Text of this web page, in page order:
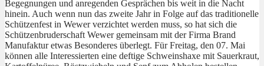
Begegnungen und anregenden Gesprächen bis weit in die Nacht
hinein. Auch wenn nun das zweite Jahr in Folge auf das traditionelle
Schützenfest in Wewer verzichtet werden muss, so hat sich die
Schützenbruderschaft Wewer gemeinsam mit der Firma Brand
Manufaktur etwas Besonderes überlegt. Für Freitag, den 07. Mai
können alle Interessierten eine deftige Schweinshaxe mit Sauerkraut,